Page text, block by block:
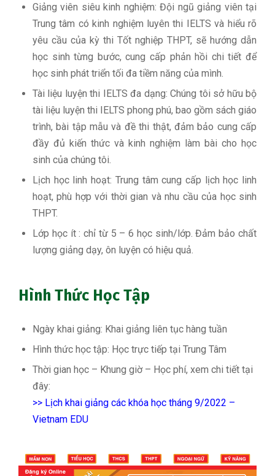
Giảng viên siêu kinh nghiệm: Đội ngũ giảng viên tại
Trung tâm có kinh nghiệm luyên thi IELTS và hiểu rõ
yêu cầu của kỳ thi Tốt nghiệp THPT, sẽ hướng dẫn
học sinh từng bước, cung cấp phản hồi chi tiết để
học sinh phát triển tối đa tiềm năng của mình.
Tài liệu luyện thi IELTS đa dạng: Chúng tôi sở hữu bộ
tài liệu luyện thi IELTS phong phú, bao gồm sách giáo
trình, bài tập mẫu và đề thi thật, đảm bảo cung cấp
đầy đủ kiến thức và kinh nghiệm làm bài cho học
sinh của chúng tôi.
Lịch học linh hoạt: Trung tâm cung cấp lịch học linh
hoạt, phù hợp với thời gian và nhu cầu của học sinh
THPT.
Lớp học ít : chỉ từ 5 – 6 học sinh/lớp. Đảm bảo chất
lượng giảng dạy, ôn luyện có hiệu quả.
Hình Thức Học Tập
Ngày khai giảng: Khai giảng liên tục hàng tuần
Hình thức học tập: Học trực tiếp tại Trung Tâm
Thời gian học – Khung giờ – Học phí, xem chi tiết tại
đây:
>> Lịch khai giảng các khóa học tháng 9/2022 –
Vietnam EDU